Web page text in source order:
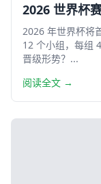
2026 世界杯
2026 年世界杯将
12 个小组，每组
晋级形势？...
阅读全文 →